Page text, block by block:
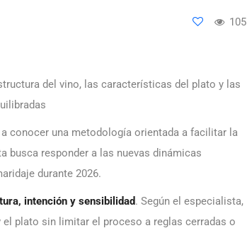
105
del vino, las características del plato y las
conocer una metodología orientada a facilitar la
busca responder a las nuevas dinámicas
durante 2026.
intención y sensibilidad. Según el especialista,
plato sin limitar el proceso a reglas cerradas o